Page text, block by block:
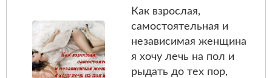
Как взрослая,
самостоятельная и
независимая женщина
я хочу лечь на пол и
рыдать до тех пор,